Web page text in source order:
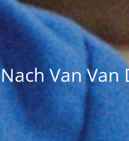
Nach Van Van